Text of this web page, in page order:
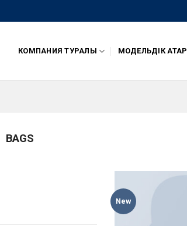
КОМПАНИЯ ТУРАЛЫ МОДЕЛЬДІК ҚАТАР
BAGS
New